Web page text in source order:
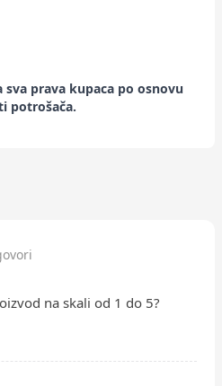
sva prava kupaca po osnovu
potrošača.
na skali od 1 do 5?